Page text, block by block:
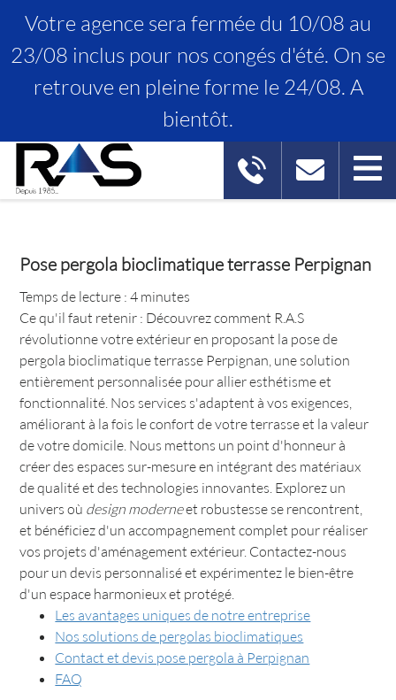
Votre agence sera fermée du 10/08 au
23/08 inclus pour nos congés d'été. On se
retrouve en pleine forme le 24/08. A
bientôt.
POSE PERGOLA BIOCLIMATIQUE
TERRASSE PERPIGNAN
Pose pergola bioclimatique terrasse Perpignan
Temps de lecture : 4 minutes
Ce qu'il faut retenir : Découvrez comment R.A.S
révolutionne votre extérieur en proposant la pose de
pergola bioclimatique terrasse Perpignan, une solution
entièrement personnalisée pour allier esthétisme et
fonctionnalité. Nos services s'adaptent à vos exigences,
améliorant à la fois le confort de votre terrasse et la valeur
de votre domicile. Nous mettons un point d'honneur à
créer des espaces sur-mesure en intégrant des matériaux
de qualité et des technologies innovantes. Explorez un
univers où design moderneet robustesse se rencontrent,
et bénéficiez d'un accompagnement complet pour réaliser
vos projets d'aménagement extérieur. Contactez-nous
pour un devis personnalisé et expérimentez le bien-être
d'un espace harmonieux et protégé.
Les avantages uniques de notre entreprise
Nos solutions de pergolas bioclimatiques
Contact et devis pose pergola à Perpignan
FAQ